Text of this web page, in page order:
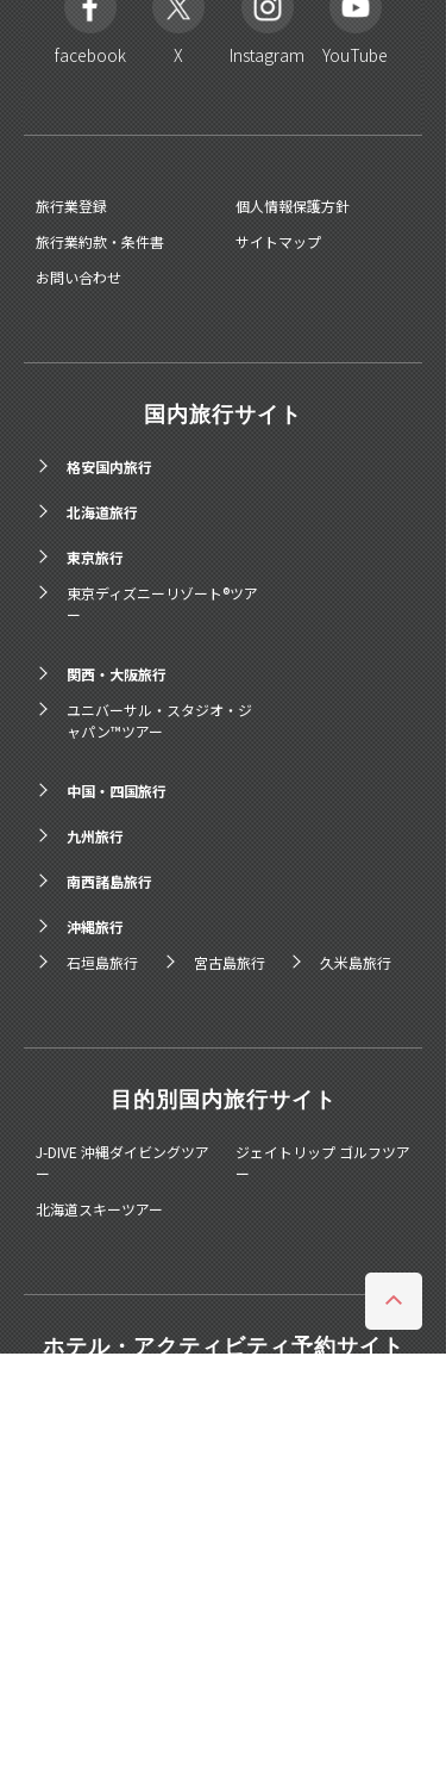
facebook X Instagram YouTube
旅行業登録
個人情報保護方針
旅行業約款・条件書
サイトマップ
お問い合わせ
国内旅行サイト
格安国内旅行
北海道旅行
東京旅行
東京ディズニーリゾート®ツア
ー
関西・大阪旅行
ユニバーサル・スタジオ・ジ
ャパン™ツアー
中国・四国旅行
九州旅行
南西諸島旅行
沖縄旅行
石垣島旅行
宮古島旅行 久米島旅行
目的別国内旅行サイト
J-DIVE 沖縄ダイビングツア
ー
ジェイトリップ ゴルフツア
ー
北海道スキーツアー
ホテル・アクティビティ予約サイト